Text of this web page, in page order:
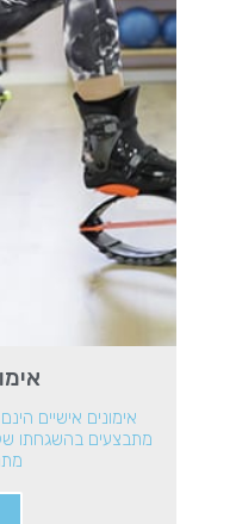
אימונים אישיים
מתבצעים בהשגחתו